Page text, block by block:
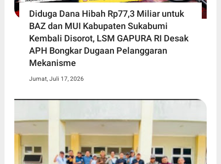
Diduga Dana Hibah Rp77,3 Miliar untuk
BAZ dan MUI Kabupaten Sukabumi
Kembali Disorot, LSM GAPURA RI Desak
APH Bongkar Dugaan Pelanggaran
Mekanisme
Jumat, Juli 17, 2026